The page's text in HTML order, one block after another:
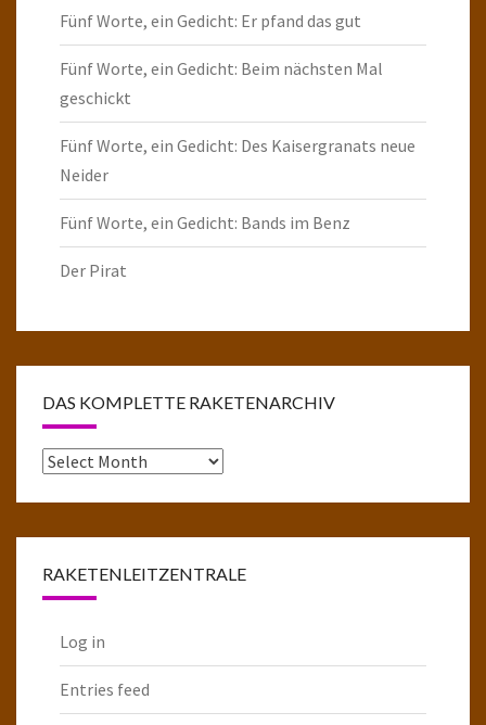
Fünf Worte, ein Gedicht: Er pfand das gut
Fünf Worte, ein Gedicht: Beim nächsten Mal
geschickt
Fünf Worte, ein Gedicht: Des Kaisergranats neue
Neider
Fünf Worte, ein Gedicht: Bands im Benz
Der Pirat
DAS KOMPLETTE RAKETENARCHIV
Das
RAKETENLEITZENTRALE
Log in
Entries feed